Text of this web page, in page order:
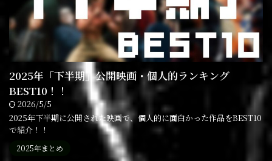
2025年「下半期」公開映画・個人的ランキング
BEST10！！
2026/5/5
2025年下半期に公開された映画で、個人的に面白かった作品をBEST10
で紹介！！
2025年まとめ